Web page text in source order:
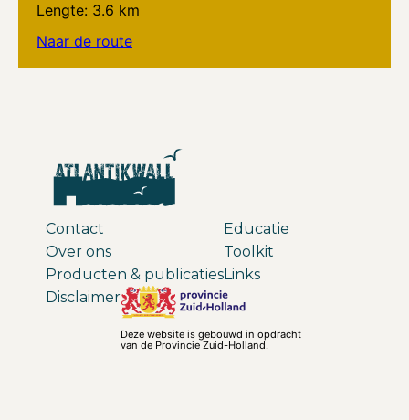
Lengte: 3.6 km
Naar de route
Contact
Over ons
Producten & publicaties
Educatie
Toolkit
Links
Disclaimer
Deze website is gebouwd in opdracht
van de Provincie Zuid-Holland.